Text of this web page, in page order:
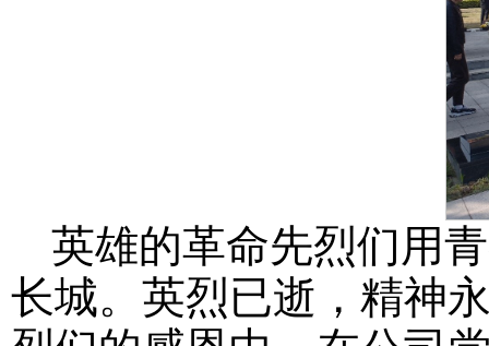
英雄的革命先烈们用
长城。英烈已逝，精神